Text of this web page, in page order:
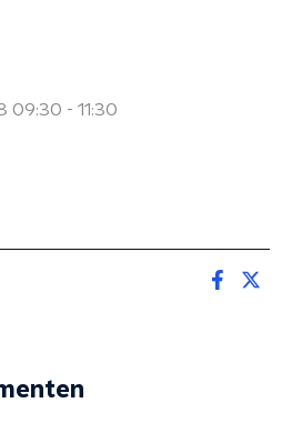
09:30 - 11:30